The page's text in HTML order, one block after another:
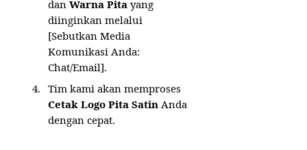
dan Warna Pita yang
diinginkan melalui
[Sebutkan Media
Komunikasi Anda:
Chat/Email].
Tim kami akan memproses
Cetak Logo Pita Satin Anda
dengan cepat.